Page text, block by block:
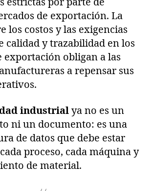
de exportación. La
los costos y las exigencias
calidad y trazabilidad en los
exportación obligan a las
a repensar sus
industrialya no es un
ni un documento: es una
de datos que debe estar
proceso, cada máquina y
de material.